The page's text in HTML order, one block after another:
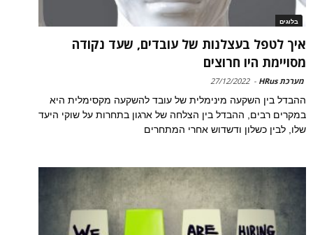
בלוגים
איך לטפל בעצלנות של עובדים, שעד נקודה
מסויימת היו חרוצים
מערכת HRus -
27/12/2022
ההבדל בין השקעה מינימלית של עובד להשקעה מקסימלית היא
במקרים רבים, ההבדל בין הצלחה של ארגון בתחרות על שוקי היעד
שלו, לבין כשלון ודשדוש אחרי המתחרים